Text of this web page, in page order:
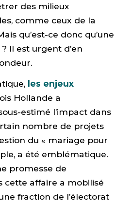
des milieux
comme ceux de la
qu’est-ce donc qu’une
Il est urgent d’en
les enjeux
Hollande a
estimé l’impact dans
nombre de projets
du « mariage pour
a été emblématique.
promesse de
cette affaire a mobilisé
fraction de l’électorat